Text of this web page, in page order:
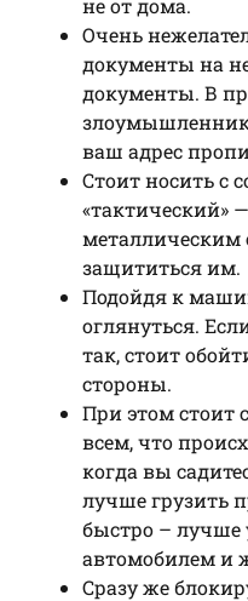
Очень
документы на
документы. В
злоумышленник
ваш адрес
Стоит носить с
«тактический»
защититься им.
Подойдя к
оглянуться.
так, стоит
стороны.
При этом стоит
всем, что
когда вы
лучше грузить
быстро – лучше
автомобилем и
Сразу же